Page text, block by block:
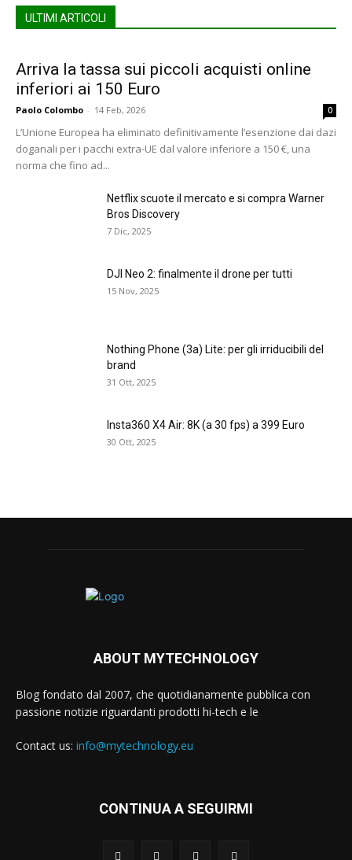
ULTIMI ARTICOLI
Arriva la tassa sui piccoli acquisti online
inferiori ai 150 Euro
Paolo Colombo - 14 Feb, 2026 0
L’Unione Europea ha eliminato definitivamente l’esenzione dai dazi
doganali per i pacchi extra-UE dal valore inferiore a 150 €, una
norma che fino ad...
Netflix scuote il mercato e si compra Warner
Bros Discovery
7 Dic, 2025
DJI Neo 2: finalmente il drone per tutti
15 Nov, 2025
Nothing Phone (3a) Lite: per gli irriducibili del
brand
31 Ott, 2025
Insta360 X4 Air: 8K (a 30 fps) a 399 Euro
30 Ott, 2025
ABOUT MYTECHNOLOGY
Blog fondato dal 2007, che quotidianamente pubblica con
passione notizie riguardanti prodotti hi-tech e le
Contact us: info@mytechnology.eu
CONTINUA A SEGUIRMI